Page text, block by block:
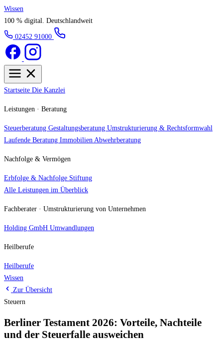
Wissen
100 % digital. Deutschlandweit
02452 91000
Startseite Die Kanzlei
Leistungen · Beratung
Steuerberatung Gestaltungsberatung Umstrukturierung & Rechtsformwahl
Laufende Beratung Immobilien Abwehrberatung
Nachfolge & Vermögen
Erbfolge & Nachfolge Stiftung
Alle Leistungen im Überblick
Fachberater · Umstrukturierung von Unternehmen
Holding GmbH Umwandlungen
Heilberufe
Heilberufe
Wissen
Zur Übersicht
Steuern
Berliner Testament 2026: Vorteile, Nachteile
und der Steuerfalle ausweichen